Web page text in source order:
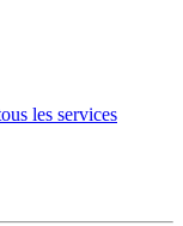
les services